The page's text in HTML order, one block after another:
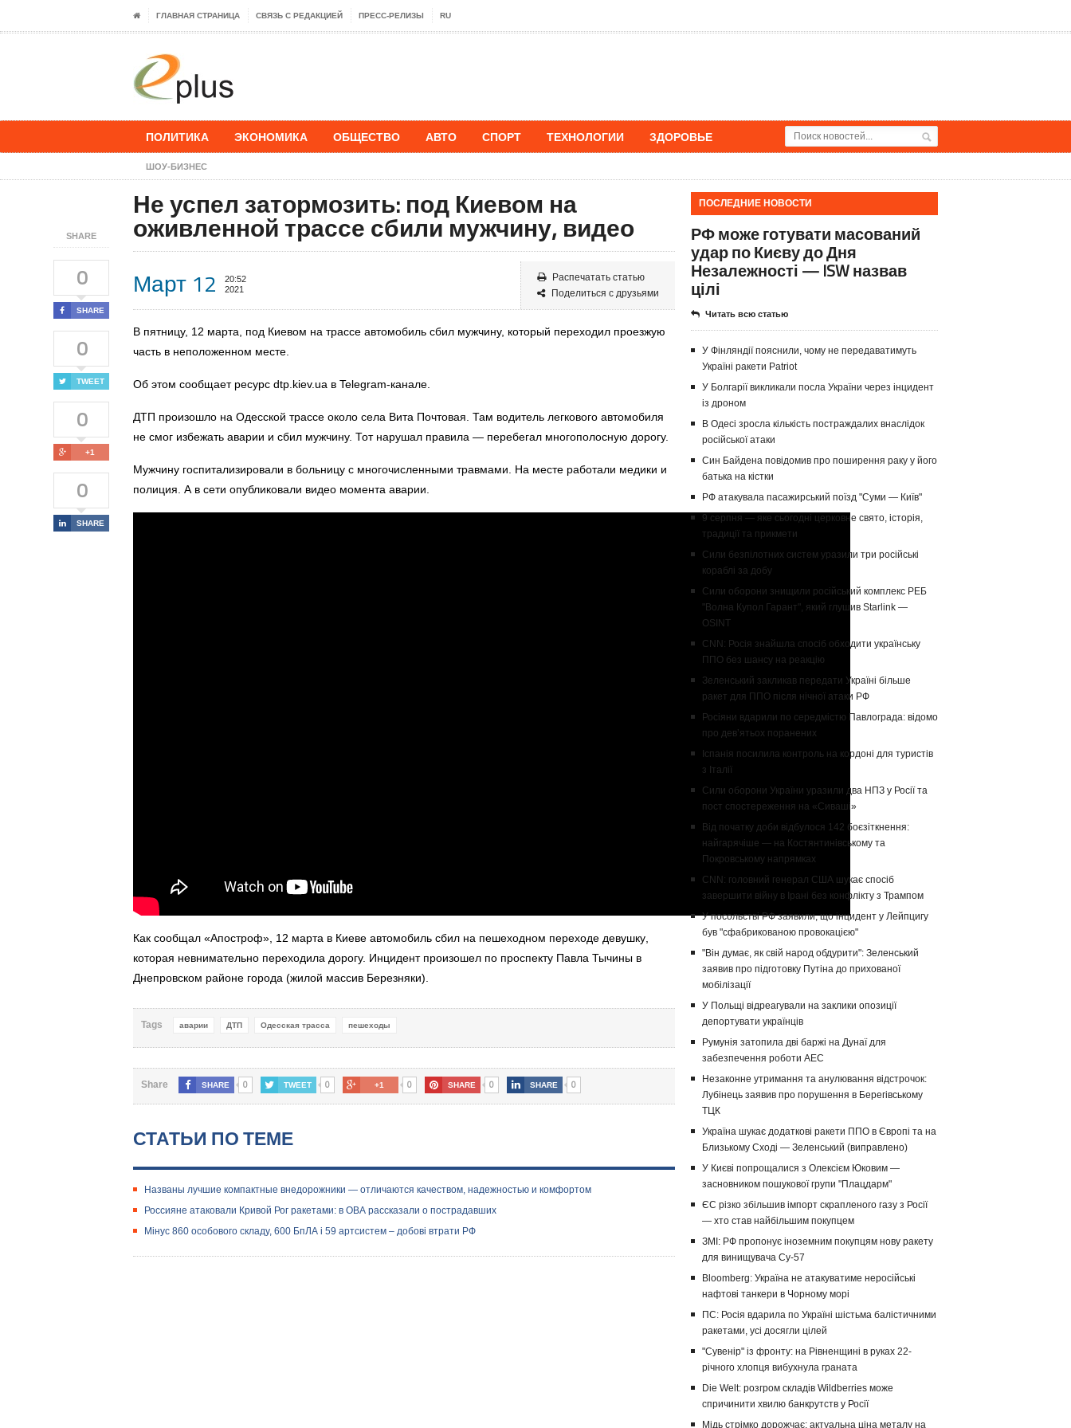
ГЛАВНАЯ СТРАНИЦА СВЯЗЬ С РЕДАКЦИЕЙ ПРЕСС-РЕЛИЗЫ RU
ПОЛИТИКА ЭКОНОМИКА ОБЩЕСТВО АВТО СПОРТ ТЕХНОЛОГИИ ЗДОРОВЬЕ
ШОУ-БИЗНЕС
SHARE
0
SHARE
0
TWEET
0
+1
0
SHARE
Не успел затормозить: под Киевом на
оживленной трассе сбили мужчину, видео
Март 12
20:52
2021
Распечатать статью
Поделиться с друзьями
В пятницу, 12 марта, под Киевом на трассе автомобиль сбил мужчину, который переходил проезжую
часть в неположенном месте.
Об этом сообщаетресурс dtp.kiev.ua в Telegram-канале.
ДТП произошло на Одесской трассе около села Вита Почтовая. Там водитель легкового автомобиля
не смог избежать аварии и сбил мужчину. Тот нарушал правила — перебегал многополосную дорогу.
Мужчину госпитализировали в больницу с многочисленными травмами. На месте работали медики и
полиция. А в сети опубликовали видео момента аварии.
Как сообщал «Апостроф», 12 марта в Киеве автомобиль сбил на пешеходном переходе девушку,
которая невнимательно переходила дорогу. Инцидент произошел по проспекту Павла Тычины в
Днепровском районе города (жилой массив Березняки).
Tags аварии ДТП Одесская трасса пешеходы
Share SHARE 0 TWEET 0 +1 0 SHARE 0 SHARE 0
СТАТЬИ ПО ТЕМЕ
Названы лучшие компактные внедорожники — отличаются качеством, надежностью и комфортом
Россияне атаковали Кривой Рог ракетами: в ОВА рассказали о пострадавших
Мінус 860 особового складу, 600 БпЛА і 59 артсистем – добові втрати РФ
ПОСЛЕДНИЕ НОВОСТИ
РФ може готувати масований
удар по Києву до Дня
Незалежності — ISW назвав
цілі
Читать всю статью
У Фінляндії пояснили, чому не передаватимуть
Україні ракети Patriot
У Болгарії викликали посла України через інцидент
із дроном
В Одесі зросла кількість постраждалих внаслідок
російської атаки
Син Байдена повідомив про поширення раку у його
батька на кістки
РФ атакувала пасажирський поїзд "Суми — Київ"
9 серпня — яке сьогодні церковне свято, історія,
традиції та прикмети
Сили безпілотних систем уразили три російські
кораблі за добу
Сили оборони знищили російський комплекс РЕБ
"Волна Купол Гарант", який глушив Starlink —
OSINT
CNN: Росія знайшла спосіб обходити українську
ППО без шансу на реакцію
Зеленський закликав передати Україні більше
ракет для ППО після нічної атаки РФ
Росіяни вдарили по середмістю Павлограда: відомо
про девʼятьох поранених
Іспанія посилила контроль на кордоні для туристів
з Італії
Сили оборони України уразили два НПЗ у Росії та
пост спостереження на «Сиваші»
Від початку доби відбулося 142 боєзіткнення:
найгарячіше — на Костянтинівському та
Покровському напрямках
CNN: головний генерал США шукає спосіб
завершити війну в Ірані без конфлікту з Трампом
У посольстві РФ заявили, що інцидент у Лейпцигу
був "сфабрикованою провокацією"
"Він думає, як свій народ обдурити": Зеленський
заявив про підготовку Путіна до прихованої
мобілізації
У Польщі відреагували на заклики опозиції
депортувати українців
Румунія затопила дві баржі на Дунаї для
забезпечення роботи АЕС
Незаконне утримання та анулювання відстрочок:
Лубінець заявив про порушення в Берегівському
ТЦК
Україна шукає додаткові ракети ППО в Європі та на
Близькому Сході — Зеленський (виправлено)
У Києві попрощалися з Олексієм Юковим —
засновником пошукової групи "Плацдарм"
ЄС різко збільшив імпорт скрапленого газу з Росії
— хто став найбільшим покупцем
ЗМІ: РФ пропонує іноземним покупцям нову ракету
для винищувача Су-57
Bloomberg: Україна не атакуватиме неросійські
нафтові танкери в Чорному морі
ПС: Росія вдарила по Україні шістьма балістичними
ракетами, усі досягли цілей
"Сувенір" із фронту: на Рівненщині в руках 22-
річного хлопця вибухнула граната
Die Welt: розгром складів Wildberries може
спричинити хвилю банкрутств у Росії
Мідь стрімко дорожчає: актуальна ціна металу на